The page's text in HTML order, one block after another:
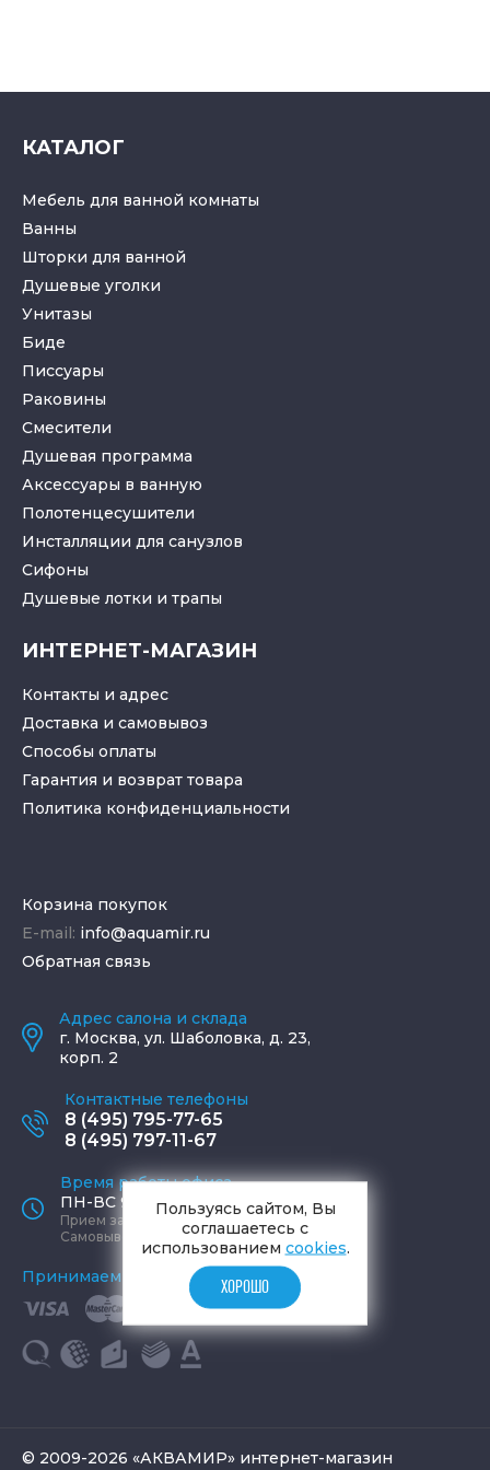
КАТАЛОГ
Мебель для ванной комнаты
Ванны
Шторки для ванной
Душевые уголки
Унитазы
Биде
Писсуары
Раковины
Смесители
Душевая программа
Аксессуары в ванную
Полотенцесушители
Инсталляции для санузлов
Cифоны
Душевые лотки и трапы
ИНТЕРНЕТ-МАГАЗИН
Контакты и адрес
Доставка и самовывоз
Способы оплаты
Гарантия и возврат товара
Политика конфиденциальности
Корзина покупок
E-mail: info@aquamir.ru
Обратная связь
Адрес салона и склада
г. Москва, ул. Шаболовка, д. 23,
корп. 2
Контактные телефоны
8 (495) 795-77-65
8 (495) 797-11-67
Время работы офиса
ПН-ВС 9:00 - 19:00
Прием заказов круглосуточно
Самовывоз ПН-СБ 9-19, ВС 12-17
Принимаем к оплате
© 2009-2026 «АКВАМИР» интернет-магазин
Пользуясь сайтом, Вы
соглашаетесь с
использованием cookies.
ХОРОШО